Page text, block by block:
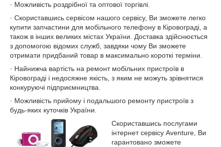
· Можливість роздрібної та оптової торгівлі.
· Скориставшись сервісом нашого сервісу, Ви зможете легко
купити запчастини для мобільного телефону в Кіровограді, а
також в інших великих містах України. Доставка здійснюється
з допомогою відомих служб, завдяки чому Ви зможете
отримати придбаний товар в максимально короткі терміни.
· Найнижча вартість на ремонт мобільних пристроїв в
Кіровограді і недосяжне якість, з яким не можуть зрівнятися
конкуруючі підприємництва.
· Можливість прийому і подальшого ремонту пристроїв з
будь-яких куточків України.
Скориставшись послугами
інтернет сервісу Аventure, Ви
гарантовано зможете